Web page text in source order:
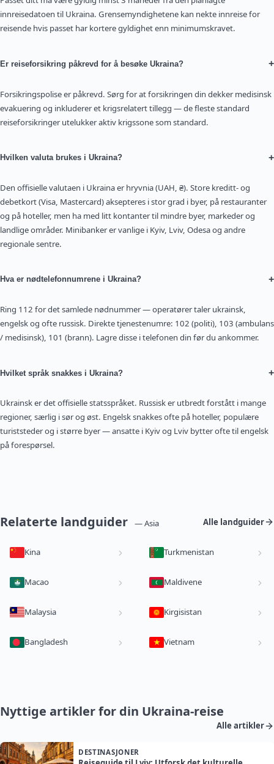
innreisedatoen til Ukraina. Grensemyndighetene kan nekte innreise for
reisende hvis passet har kortere gyldighet enn minimumskravet.
Er reiseforsikring påkrevd for å besøke Ukraina? +
Forsikringspolise er påkrevd. Sørg for at forsikringen din dekker medisinsk
evakuering og inkluderer et krigsrelatert tillegg — de fleste standard
reiseforsikringer utelukker aktiv krigssone som standard.
Hvilken valuta brukes i Ukraina? +
Den offisielle valutaen i Ukraina er hryvnia (UAH, ₴). Store kreditt- og
debetkort (Visa, Mastercard) aksepteres i stor grad i byer, på restauranter
og på hoteller, men ha med litt kontanter til mindre byer, markeder og
landlige områder. Minibanker er vanlige i Kyiv, Lviv, Odesa og andre
regionale sentre.
Hva er nødtelefonnumrene i Ukraina? +
Ring 112 for det samlede nødnummer — operatører taler ukrainsk,
engelsk og ofte russisk. Direkte tjenestenumre: 102 (politi), 103 (ambulans
/ medisinsk), 101 (brann). Lagre disse i telefonen din før du ankommer.
Hvilket språk snakkes i Ukraina? +
Ukrainsk er det offisielle statsspråket. Russisk er utbredt forstått i mange
regioner, særlig i sør og øst. Engelsk snakkes ofte på hoteller, populære
turiststeder og i større byer — ansatte i Kyiv og Lviv bytter ofte til engelsk
på forespørsel.
Relaterte landguider — Asia Alle landguider
Kina Turkmenistan
Macao Maldivene
Malaysia Kirgisistan
Bangladesh Vietnam
Nyttige artikler for din Ukraina-reise
Alle artikler
DESTINASJONER